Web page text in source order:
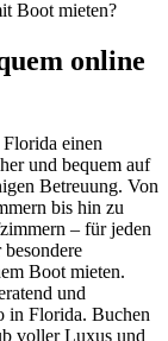
online
einen
und bequem auf
Betreuung. Von
bis hin zu
– für jeden
Boot mieten.
und
in Florida. Buchen
voller Luxus und